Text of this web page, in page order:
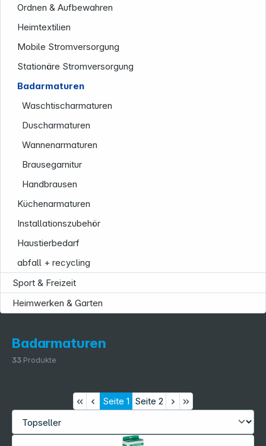
Ordnen & Aufbewahren
Heimtextilien
Mobile Stromversorgung
Stationäre Stromversorgung
Badarmaturen
Waschtischarmaturen
Duscharmaturen
Wannenarmaturen
Brausegarnitur
Handbrausen
Küchenarmaturen
Installationszubehör
Haustierbedarf
abfall + recycling
Sport & Freizeit
Heimwerken & Garten
Badarmaturen
33 Produkte
Seite 1 Seite 2
Informationen